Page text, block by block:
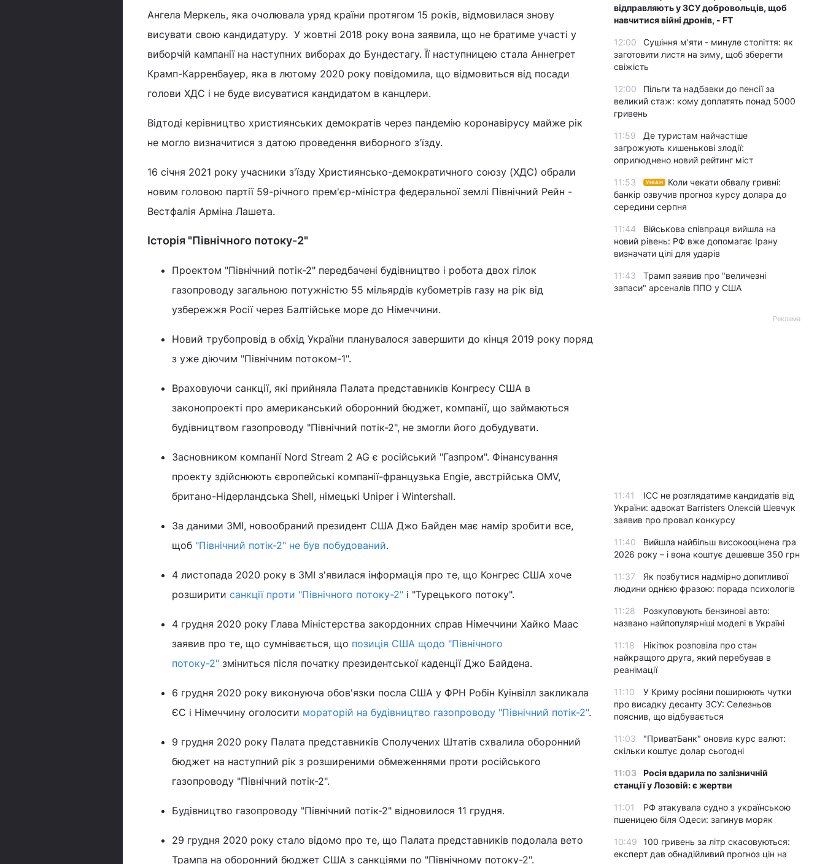
Ангела Меркель, яка очолювала уряд країни протягом 15 років, відмовилася знову
висувати свою кандидатуру. У жовтні 2018 року вона заявила, що не братиме участі у
виборчій кампанії на наступних виборах до Бундестагу. Її наступницею стала Аннегрет
Крамп-Карренбауер, яка в лютому 2020 року повідомила, що відмовиться від посади
голови ХДС і не буде висуватися кандидатом в канцлери.
Відтоді керівництво християнських демократів через пандемію коронавірусу майже рік
не могло визначитися з датою проведення виборного з'їзду.
16 січня 2021 року учасники з'їзду Християнсько-демократичного союзу (ХДС) обрали
новим головою партії 59-річного прем'єр-міністра федеральної землі Північний Рейн -
Вестфалія Арміна Лашета.
Історія "Північного потоку-2"
Проектом "Північний потік-2" передбачені будівництво і робота двох гілок
газопроводу загальною потужністю 55 мільярдів кубометрів газу на рік від
узбережжя Росії через Балтійське море до Німеччини.
Новий трубопровід в обхід України планувалося завершити до кінця 2019 року поряд
з уже діючим "Північним потоком-1".
Враховуючи санкції, які прийняла Палата представників Конгресу США в
законопроекті про американський оборонний бюджет, компанії, що займаються
будівництвом газопроводу "Північний потік-2", не змогли його добудувати.
Засновником компанії Nord Stream 2 AG є російський "Газпром". Фінансування
проекту здійснюють європейські компанії-французька Engie, австрійська OMV,
британо-Нідерландська Shell, німецькі Uniper і Wintershall.
За даними ЗМІ, новообраний президент США Джо Байден має намір зробити все,
щоб "Північний потік-2" не був побудований.
4 листопада 2020 року в ЗМІ з'явилася інформація про те, що Конгрес США хоче
розширити санкції проти "Північного потоку-2" і "Турецького потоку".
4 грудня 2020 року Глава Міністерства закордонних справ Німеччини Хайко Маас
заявив про те, що сумнівається, що позиція США щодо "Північного
потоку-2" зміниться після початку президентської каденції Джо Байдена.
6 грудня 2020 року виконуюча обов'язки посла США у ФРН Робін Куінвілл закликала
ЄС і Німеччину оголосити мораторій на будівництво газопроводу "Північний потік-2".
9 грудня 2020 року Палата представників Сполучених Штатів схвалила оборонний
бюджет на наступний рік з розширеними обмеженнями проти російського
газопроводу "Північний потік-2".
Будівництво газопроводу "Північний потік-2" відновилося 11 грудня.
29 грудня 2020 року стало відомо про те, що Палата представників подолала вето
Трампа на оборонний бюджет США з санкціями по "Північному потоку-2".
відправляють у ЗСУ добровольців, щоб
навчитися війні дронів, - FT
12:00
Сушіння м'яти - минуле століття: як
заготовити листя на зиму, щоб зберегти
свіжість
12:00
Пільги та надбавки до пенсії за
великий стаж: кому доплатять понад 5000
гривень
11:59
Де туристам найчастіше
загрожують кишенькові злодії:
оприлюднено новий рейтинг міст
11:53 УНІАН
Коли чекати обвалу гривні:
банкір озвучив прогноз курсу долара до
середини серпня
11:44
Військова співпраця вийшла на
новий рівень: РФ вже допомагає Ірану
визначати цілі для ударів
11:43
Трамп заявив про "величезні
запаси" арсеналів ППО у США
Реклама
11:41
ICC не розглядатиме кандидатів від
України: адвокат Barristers Олексій Шевчук
заявив про провал конкурсу
11:40
Вийшла найбільш високооцінена гра
2026 року – і вона коштує дешевше 350 грн
11:37
Як позбутися надмірно допитливої
людини однією фразою: порада психологів
11:28
Розкуповують бензинові авто:
названо найпопулярніші моделі в Україні
11:18
Нікітюк розповіла про стан
найкращого друга, який перебував в
реанімації
11:10
У Криму росіяни поширюють чутки
про висадку десанту ЗСУ: Селезньов
пояснив, що відбувається
11:03
"ПриватБанк" оновив курс валют:
скільки коштує долар сьогодні
11:03
Росія вдарила по залізничній
станції у Лозовій: є жертви
11:01
РФ атакувала судно з українською
пшеницею біля Одеси: загинув моряк
10:49
100 гривень за літр скасовуються:
експерт дав обнадійливий прогноз цін на